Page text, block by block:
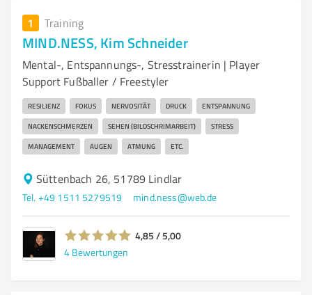
1 Training
MIND.NESS, Kim Schneider
Mental-, Entspannungs-, Stresstrainerin | Player
Support Fußballer / Freestyler
RESILIENZ FOKUS NERVOSITÄT DRUCK ENTSPANNUNG
NACKENSCHMERZEN SEHEN (BILDSCHRIMARBEIT) STRESS
MANAGEMENT AUGEN ATMUNG ETC.
Süttenbach 26, 51789 Lindlar
Tel. +49 1511 5279519 mind.ness@web.de
4,85 / 5,00
4 Bewertungen